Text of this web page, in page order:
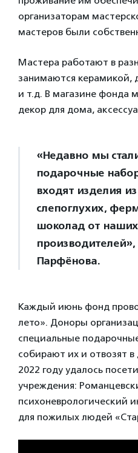
организаторам
мастеров были
Мастера работают в
занимаются керамикой,
и т.д. В магазине фонда
декор для дома,
«Недавно мы
подарочные
входят изделия
слепоглухих,
шоколад от
Парфёнова.
Каждый июнь фонд
лето». Доноры
специальные
собирают их и отвозят
2022 году удалось
учреждения:
психоневрологический
для пожилых людей